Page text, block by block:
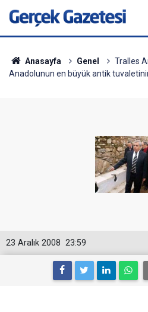
Anasayfa Genel
Tralles
Anadolunun en büyük antik
23:59
23 Aralık 2008